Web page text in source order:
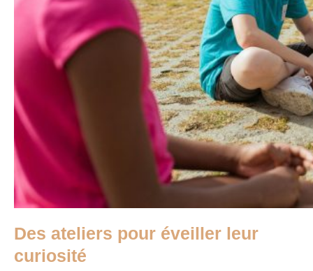
Des ateliers pour éveiller leur
curiosité